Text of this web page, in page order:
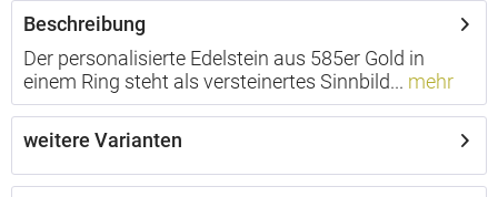
Beschreibung
Der personalisierte Edelstein aus 585er Gold in
einem Ring steht als versteinertes Sinnbild... mehr
weitere Varianten